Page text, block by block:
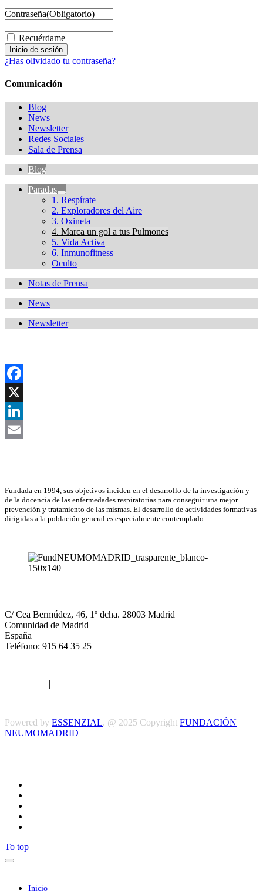
Contraseña(Obligatorio)
Recuérdame
¿Has olividado tu contraseña?
Comunicación
Blog
News
Newsletter
Redes Sociales
Sala de Prensa
Blog
Paradas
1. Respírate
2. Exploradores del Aire
3. Oxineta
4. Marca un gol a tus Pulmones
5. Vida Activa
6. Inmunofitness
Oculto
Notas de Prensa
News
Newsletter
Facebook
X
LinkedIn
Fundada en 1994, sus objetivos inciden en el desarrollo de la investigación y
de la docencia de las enfermedades respiratorias para conseguir una mejor
prevención y tratamiento de las mismas. El desarrollo de actividades formativas
dirigidas a la población general es especialmente contemplado.
C/ Cea Bermúdez, 46, 1º dcha. 28003 Madrid
Comunidad de Madrid
España
Teléfono: 915 64 35 25
| | |
Powered by ESSENZIAL. @ 2025 Copyright FUNDACIÓN
NEUMOMADRID
To top
Inicio